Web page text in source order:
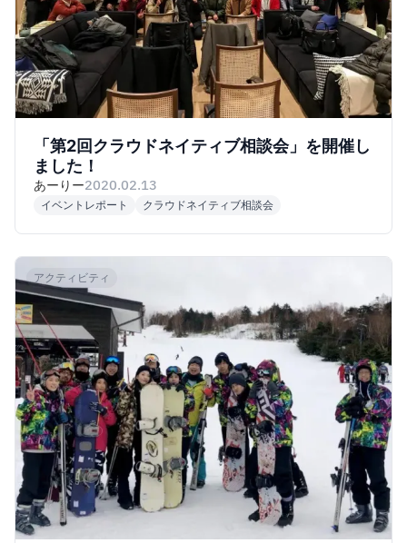
「第2回クラウドネイティブ相談会」を開催し
ました！
あーりー2020.02.13
イベントレポート クラウドネイティブ相談会
アクティビティ